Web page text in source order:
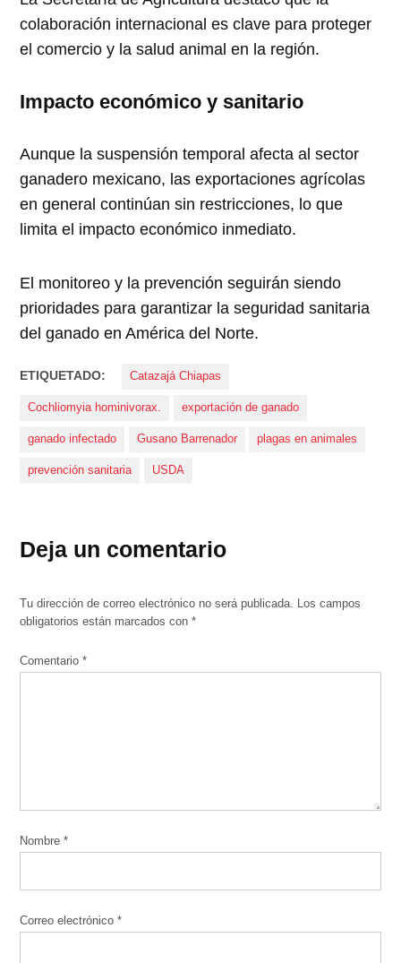
colaboración internacional es clave para proteger
el comercio y la salud animal en la región.
Impacto económico y sanitario
Aunque la suspensión temporal afecta al sector
ganadero mexicano, las exportaciones agrícolas
en general continúan sin restricciones, lo que
limita el impacto económico inmediato.
El monitoreo y la prevención seguirán siendo
prioridades para garantizar la seguridad sanitaria
del ganado en América del Norte.
ETIQUETADO: Catazajá Chiapas
Cochliomyia hominivorax. exportación de ganado
ganado infectado Gusano Barrenador plagas en animales
prevención sanitaria USDA
Deja un comentario
Tu dirección de correo electrónico no será publicada. Los campos
obligatorios están marcados con*
Comentario*
Nombre*
Correo electrónico*